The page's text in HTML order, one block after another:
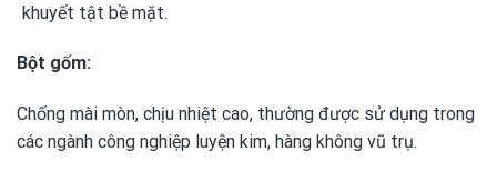
khuyết tật bề mặt.
Bột gốm:
Chống mài mòn, chịu nhiệt cao, thường được sử dụng trong
các ngành công nghiệp luyện kim, hàng không vũ trụ.